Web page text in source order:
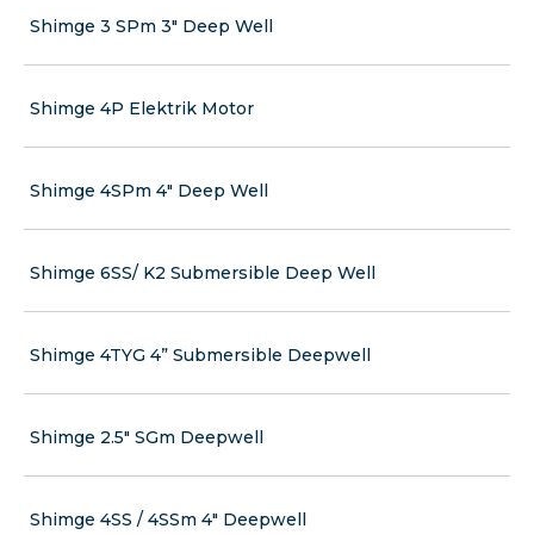
Shimge 3 SPm 3" Deep Well
Shimge 4P Elektrik Motor
Shimge 4SPm 4" Deep Well
Shimge 6SS/ K2 Submersible Deep Well
Shimge 4TYG 4” Submersible Deepwell
Shimge 2.5" SGm Deepwell
Shimge 4SS / 4SSm 4" Deepwell